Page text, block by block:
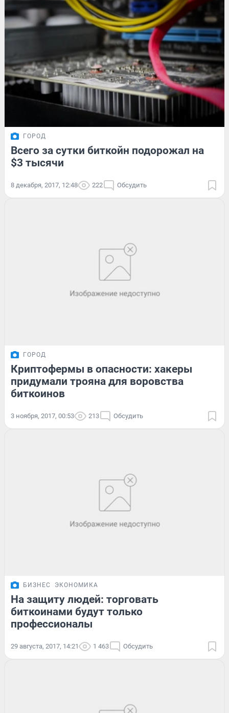
ГОРОД
Всего за сутки биткойн подорожал на
$3 тысячи
8 декабря, 2017, 12:48 222 Обсудить
ГОРОД
Криптофермы в опасности: хакеры
придумали трояна для воровства
биткоинов
3 ноября, 2017, 00:53 213 Обсудить
БИЗНЕС ЭКОНОМИКА
На защиту людей: торговать
биткоинами будут только
профессионалы
29 августа, 2017, 14:21 1 463 Обсудить